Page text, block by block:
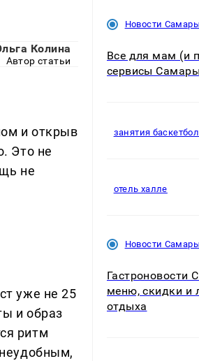
Колина
Автор статьи
и открыв
Это не
не
уже не 25
и образ
ритм
Новости Самары
Все для мам (и
сервисы
занятия
отель халле
Новости Самары
Гастроновости
меню, скидки и
отдыха